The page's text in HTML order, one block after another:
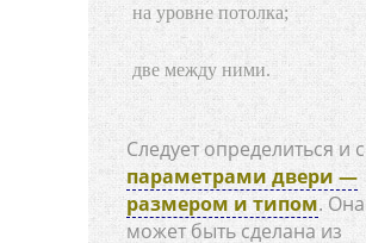
на уровне потолка;
две между ними.
Следует определиться и с
параметрами двери —
размером и типом. Она
может быть сделана из